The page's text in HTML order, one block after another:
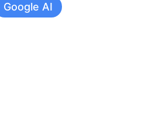
Google AI